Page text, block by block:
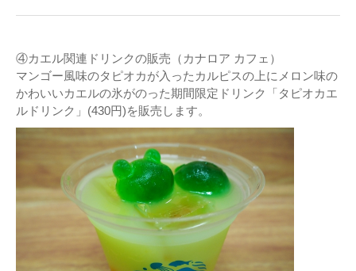
④カエル関連ドリンクの販売（カナロア カフェ）
マンゴー風味のタピオカが入ったカルピスの上にメロン味の
かわいいカエルの氷がのった期間限定ドリンク「タピオカエ
ルドリンク」(430円)を販売します。